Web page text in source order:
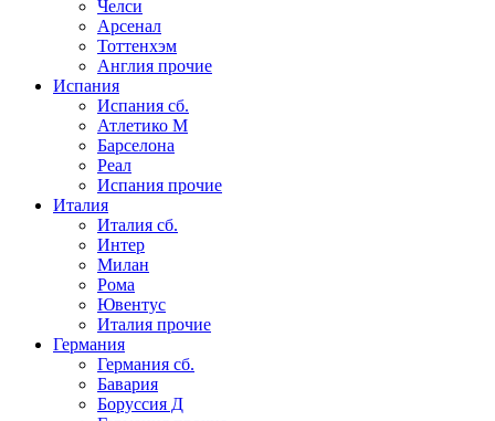
Челси
Арсенал
Тоттенхэм
Англия прочие
Испания
Испания сб.
Атлетико М
Барселона
Реал
Испания прочие
Италия
Италия сб.
Интер
Милан
Рома
Ювентус
Италия прочие
Германия
Германия сб.
Бавария
Боруссия Д